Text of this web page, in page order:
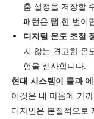
춤 설정을 저장할
패턴은 탭 한 번이
디지털 온도 조절
지 않는 견고한 온
험을 선사합니다.
현대 시스템이 물과
이것은 내 마음에 가
디자인은 본질적으로